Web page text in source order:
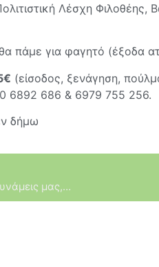
Λέσχη Φιλοθέης,
πάμε για φαγητό (έξοδα
(είσοδος, ξενάγηση,
6892 686 & 6979 755 256.
δήμω
μας,…